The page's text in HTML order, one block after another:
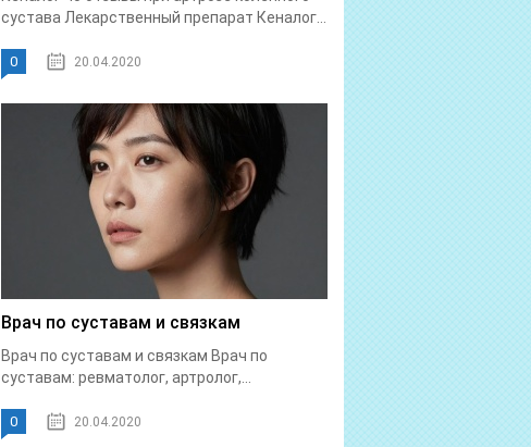
сустава Лекарственный препарат Кеналог...
0 20.04.2020
Врач по суставам и связкам
Врач по суставам и связкам Врач по
суставам: ревматолог, артролог,...
0 20.04.2020